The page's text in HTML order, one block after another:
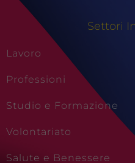
Settori
Lavoro
Professioni
Studio e Formazione
Volontariato
Salute e Benessere